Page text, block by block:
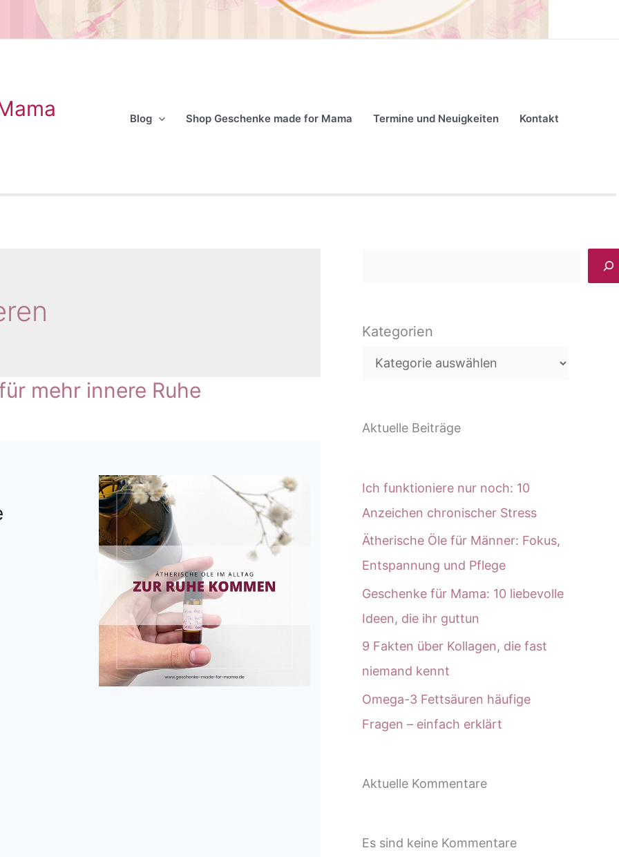
Blog Shop Geschenke made for Mama Termine und Neuigkeiten Kontakt
mehr innere Ruhe
h
Kategorien
Aktuelle Beiträge
Ich funktioniere nur noch: 10
Anzeichen chronischer Stress
Ätherische Öle für Männer: Fokus,
Entspannung und Pflege
Geschenke für Mama: 10 liebevolle
Ideen, die ihr guttun
9 Fakten über Kollagen, die fast
niemand kennt
Omega-3 Fettsäuren häufige
Fragen – einfach erklärt
Aktuelle Kommentare
Es sind keine Kommentare